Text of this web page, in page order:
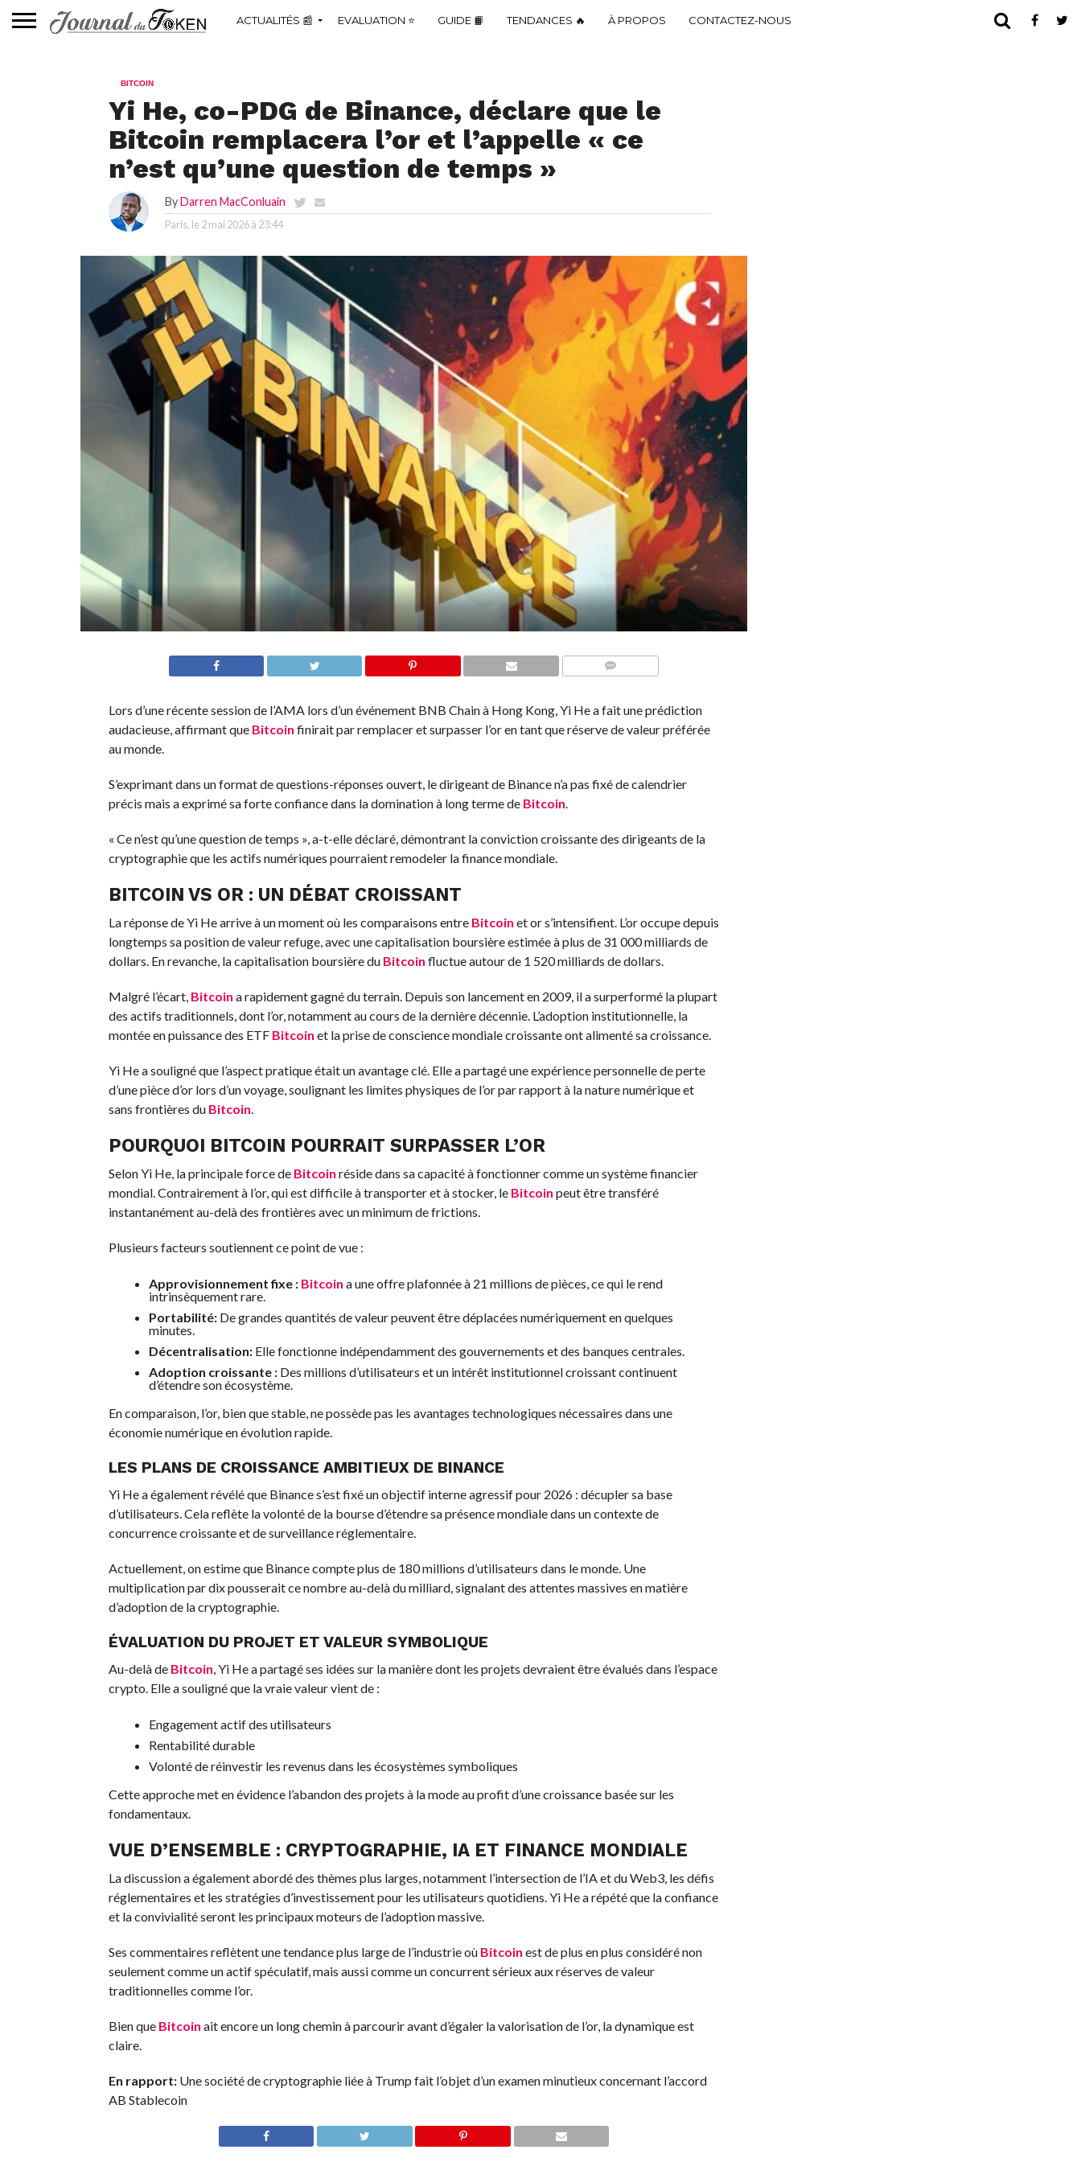
ACTUALITÉS 📰 EVALUATION ⭐ GUIDE 📙 TENDANCES 🔥 À PROPOS CONTACTEZ-NOUS
BITCOIN
Yi He, co-PDG de Binance, déclare que le
Bitcoin remplacera l’or et l’appelle « ce
n’est qu’une question de temps »
ByDarren MacConluain
Paris, le 2 mai 2026 à 23:44
Lors d’une récente session de l’AMA lors d’un événement BNB Chain à Hong Kong, Yi He a fait une prédiction
audacieuse, affirmant que Bitcoin finirait par remplacer et surpasser l’or en tant que réserve de valeur préférée
au monde.
S’exprimant dans un format de questions-réponses ouvert, le dirigeant de Binance n’a pas fixé de calendrier
précis mais a exprimé sa forte confiance dans la domination à long terme de Bitcoin.
« Ce n’est qu’une question de temps », a-t-elle déclaré, démontrant la conviction croissante des dirigeants de la
cryptographie que les actifs numériques pourraient remodeler la finance mondiale.
BITCOIN VS OR : UN DÉBAT CROISSANT
La réponse de Yi He arrive à un moment où les comparaisons entre Bitcoin et or s’intensifient. L’or occupe depuis
longtemps sa position de valeur refuge, avec une capitalisation boursière estimée à plus de 31 000 milliards de
dollars. En revanche, la capitalisation boursière du Bitcoin fluctue autour de 1 520 milliards de dollars.
Malgré l’écart, Bitcoin a rapidement gagné du terrain. Depuis son lancement en 2009, il a surperformé la plupart
des actifs traditionnels, dont l’or, notamment au cours de la dernière décennie. L’adoption institutionnelle, la
montée en puissance des ETF Bitcoin et la prise de conscience mondiale croissante ont alimenté sa croissance.
Yi He a souligné que l’aspect pratique était un avantage clé. Elle a partagé une expérience personnelle de perte
d’une pièce d’or lors d’un voyage, soulignant les limites physiques de l’or par rapport à la nature numérique et
sans frontières du Bitcoin.
POURQUOI BITCOIN POURRAIT SURPASSER L’OR
Selon Yi He, la principale force de Bitcoin réside dans sa capacité à fonctionner comme un système financier
mondial. Contrairement à l’or, qui est difficile à transporter et à stocker, le Bitcoin peut être transféré
instantanément au-delà des frontières avec un minimum de frictions.
Plusieurs facteurs soutiennent ce point de vue :
Approvisionnement fixe : Bitcoin a une offre plafonnée à 21 millions de pièces, ce qui le rend
intrinsèquement rare.
Portabilité:De grandes quantités de valeur peuvent être déplacées numériquement en quelques
minutes.
Décentralisation:Elle fonctionne indépendamment des gouvernements et des banques centrales.
Adoption croissante :Des millions d’utilisateurs et un intérêt institutionnel croissant continuent
d’étendre son écosystème.
En comparaison, l’or, bien que stable, ne possède pas les avantages technologiques nécessaires dans une
économie numérique en évolution rapide.
LES PLANS DE CROISSANCE AMBITIEUX DE BINANCE
Yi He a également révélé que Binance s’est fixé un objectif interne agressif pour 2026 : décupler sa base
d’utilisateurs. Cela reflète la volonté de la bourse d’étendre sa présence mondiale dans un contexte de
concurrence croissante et de surveillance réglementaire.
Actuellement, on estime que Binance compte plus de 180 millions d’utilisateurs dans le monde. Une
multiplication par dix pousserait ce nombre au-delà du milliard, signalant des attentes massives en matière
d’adoption de la cryptographie.
ÉVALUATION DU PROJET ET VALEUR SYMBOLIQUE
Au-delà de Bitcoin, Yi He a partagé ses idées sur la manière dont les projets devraient être évalués dans l’espace
crypto. Elle a souligné que la vraie valeur vient de :
Engagement actif des utilisateurs
Rentabilité durable
Volonté de réinvestir les revenus dans les écosystèmes symboliques
Cette approche met en évidence l’abandon des projets à la mode au profit d’une croissance basée sur les
fondamentaux.
VUE D’ENSEMBLE : CRYPTOGRAPHIE, IA ET FINANCE MONDIALE
La discussion a également abordé des thèmes plus larges, notamment l’intersection de l’IA et du Web3, les défis
réglementaires et les stratégies d’investissement pour les utilisateurs quotidiens. Yi He a répété que la confiance
et la convivialité seront les principaux moteurs de l’adoption massive.
Ses commentaires reflètent une tendance plus large de l’industrie où Bitcoin est de plus en plus considéré non
seulement comme un actif spéculatif, mais aussi comme un concurrent sérieux aux réserves de valeur
traditionnelles comme l’or.
Bien que Bitcoin ait encore un long chemin à parcourir avant d’égaler la valorisation de l’or, la dynamique est
claire.
En rapport:Une société de cryptographie liée à Trump fait l’objet d’un examen minutieux concernant l’accord
AB Stablecoin